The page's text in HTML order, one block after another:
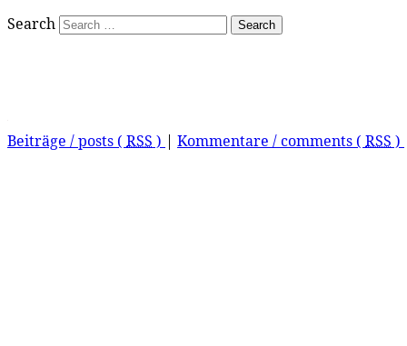
Search
Beiträge / posts ( RSS ) | Kommentare / comments ( RSS )